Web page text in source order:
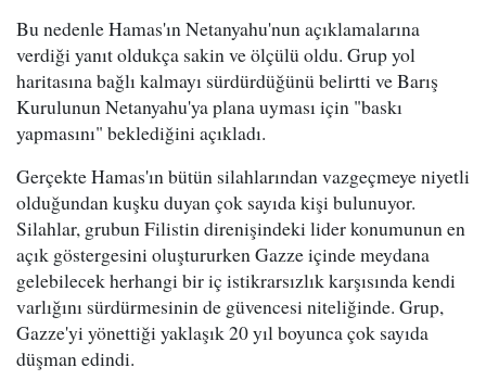
Bu nedenle Hamas'ın Netanyahu'nun açıklamalarına
verdiği yanıt oldukça sakin ve ölçülü oldu. Grup yol
haritasına bağlı kalmayı sürdürdüğünü belirtti ve Barış
Kurulunun Netanyahu'ya plana uyması için "baskı
yapmasını" beklediğini açıkladı.
Gerçekte Hamas'ın bütün silahlarından vazgeçmeye niyetli
olduğundan kuşku duyan çok sayıda kişi bulunuyor.
Silahlar, grubun Filistin direnişindeki lider konumunun en
açık göstergesini oluştururken Gazze içinde meydana
gelebilecek herhangi bir iç istikrarsızlık karşısında kendi
varlığını sürdürmesinin de güvencesi niteliğinde. Grup,
Gazze'yi yönettiği yaklaşık 20 yıl boyunca çok sayıda
düşman edindi.